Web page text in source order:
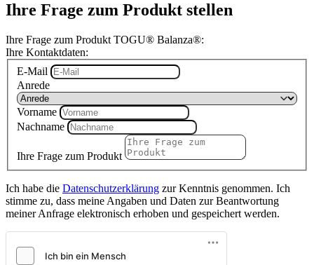
Ihre Frage zum Produkt stellen
Ihre Frage zum Produkt TOGU® Balanza®:
Ihre Kontaktdaten:
E-Mail
Anrede
Vorname
Nachname
Ihre Frage zum Produkt
Ich habe die Datenschutzerklärung zur Kenntnis genommen. Ich
stimme zu, dass meine Angaben und Daten zur Beantwortung
meiner Anfrage elektronisch erhoben und gespeichert werden.